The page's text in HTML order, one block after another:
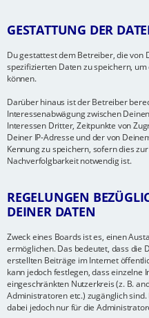
GESTATTUNG DER
Du gestattest dem Betreiber, die von
spezifizierten Daten zu speichern,
können.
Darüber hinaus ist der Betreiber
Interessenabwägung zwischen
Interessen Dritter, Zeitpunkte von
Deiner IP-Adresse und der von
Kennung zu speichern, sofern dies
Nachverfolgbarkeit notwendig ist.
REGELUNGEN
DEINER DATEN
Zweck eines Boards ist es, einen
ermöglichen. Das bedeutet, dass die
erstellten Beiträge im Internet
kann jedoch festlegen, dass einzelne
eingeschränkten Nutzerkreis (z. B.
Administratoren etc.) zugänglich
dabei jedoch nur für die